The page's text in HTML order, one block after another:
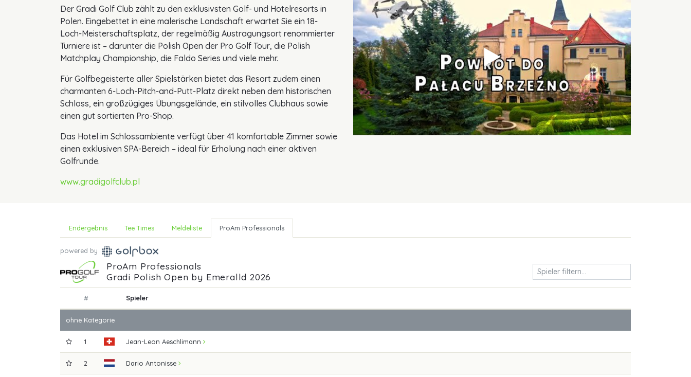
Der Gradi Golf Club zählt zu den exklusivsten Golf- und Hotelresorts in
Polen. Eingebettet in eine malerische Landschaft erwartet Sie ein 18-
Loch-Meisterschaftsplatz, der regelmäßig Austragungsort renommierter
Turniere ist – darunter die Polish Open der Pro Golf Tour, die Polish
Matchplay Championship, die Faldo Series und viele mehr.
Für Golfbegeisterte aller Spielstärken bietet das Resort zudem einen
charmanten 6-Loch-Pitch-and-Putt-Platz direkt neben dem historischen
Schloss, ein großzügiges Übungsgelände, ein stilvolles Clubhaus sowie
einen gut sortierten Pro-Shop.
Das Hotel im Schlossambiente verfügt über 41 komfortable Zimmer sowie
einen exklusiven SPA-Bereich – ideal für Erholung nach einer aktiven
Golfrunde.
www.gradigolfclub.pl
Endergebnis Tee Times Meldeliste ProAm Professionals
powered by
ProAm Professionals
Gradi Polish Open by Emeralld 2026
# Spieler
ohne Kategorie
1 Jean-Leon Aeschlimann
2 Dario Antonisse